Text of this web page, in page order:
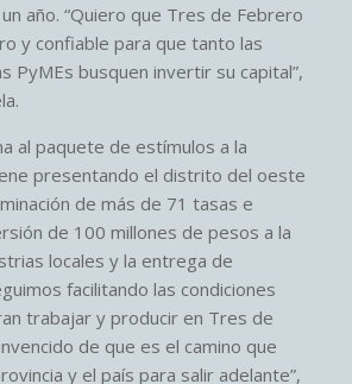
año. “Quiero que Tres de Febrero
y confiable para que tanto las
PyMEs busquen invertir su capital”,
al paquete de estímulos a la
presentando el distrito del oeste
de más de 71 tasas e
de 100 millones de pesos a la
locales y la entrega de
facilitando las condiciones
trabajar y producir en Tres de
de que es el camino que
y el país para salir adelante”,